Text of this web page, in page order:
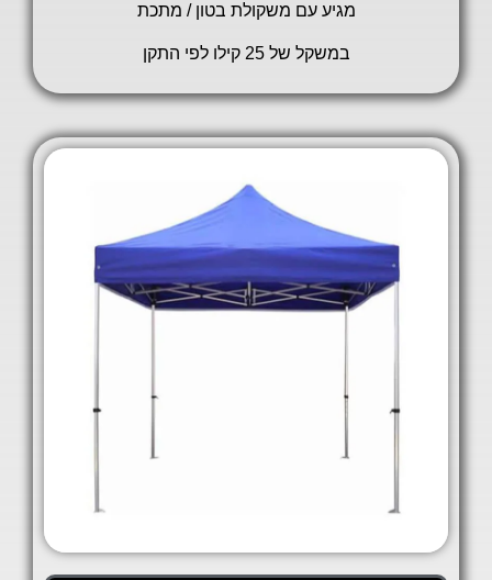
מגיע עם משקולת בטון / מתכת
במשקל של 25 קילו לפי התקן